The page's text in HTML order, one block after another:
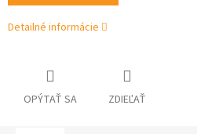
Detailné informácie
OPÝTAŤ SA ZDIEĽAŤ